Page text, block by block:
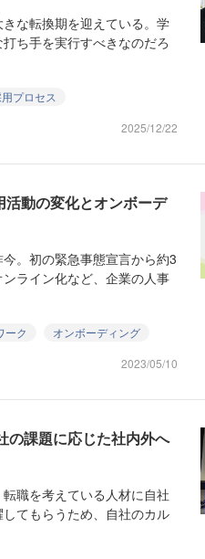
な転換期を迎えている。学
ち手を実行すべきなのだろ
プロセス
2025/12/22
動の変化とオンボーデ
。初の緊急事態宣言から約3
ライン化など、企業の人事
ーク
オンボーディング
2023/05/10
課題に応じた社内外へ
職を考えている人材に自社
てもらうため、自社のカル